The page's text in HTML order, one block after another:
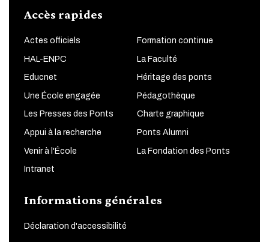
Accès rapides
Actes officiels Formation continue
HAL-ENPC La Faculté
Educnet Héritage des ponts
Une École engagée Pédagothèque
Les Presses des Ponts Charte graphique
Appui à la recherche Ponts Alumni
Venir à l'École La Fondation des Ponts
Intranet
Informations générales
Déclaration d'accessibilité